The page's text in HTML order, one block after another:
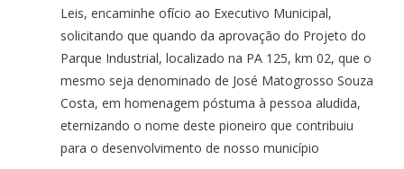
Leis, encaminhe ofício ao Executivo Municipal,
solicitando que quando da aprovação do Projeto do
Parque Industrial, localizado na PA 125, km 02, que o
mesmo seja denominado de José Matogrosso Souza
Costa, em homenagem póstuma à pessoa aludida,
eternizando o nome deste pioneiro que contribuiu
para o desenvolvimento de nosso município